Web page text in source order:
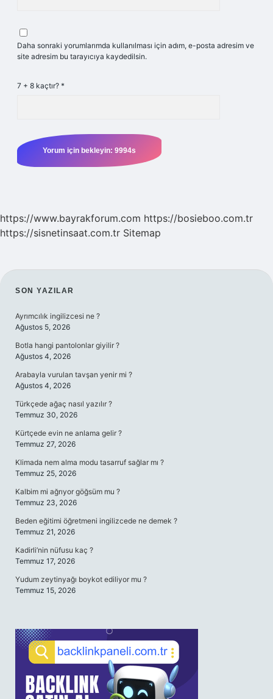
Daha sonraki yorumlarımda kullanılması için adım, e-posta adresim ve
site adresim bu tarayıcıya kaydedilsin.
7 + 8 kaçtır? *
https://www.bayrakforum.com https://bosieboo.com.tr
https://sisnetinsaat.com.tr Sitemap
SIDEBAR
SON YAZILAR
Ayrımcılık ingilizcesi ne ?
Ağustos 5, 2026
Botla hangi pantolonlar giyilir ?
Ağustos 4, 2026
Arabayla vurulan tavşan yenir mi ?
Ağustos 4, 2026
Türkçede ağaç nasıl yazılır ?
Temmuz 30, 2026
Kürtçede evin ne anlama gelir ?
Temmuz 27, 2026
Klimada nem alma modu tasarruf sağlar mı ?
Temmuz 25, 2026
Kalbim mi ağrıyor göğsüm mu ?
Temmuz 23, 2026
Beden eğitimi öğretmeni ingilizcede ne demek ?
Temmuz 21, 2026
Kadirli’nin nüfusu kaç ?
Temmuz 17, 2026
Yudum zeytinyağı boykot ediliyor mu ?
Temmuz 15, 2026